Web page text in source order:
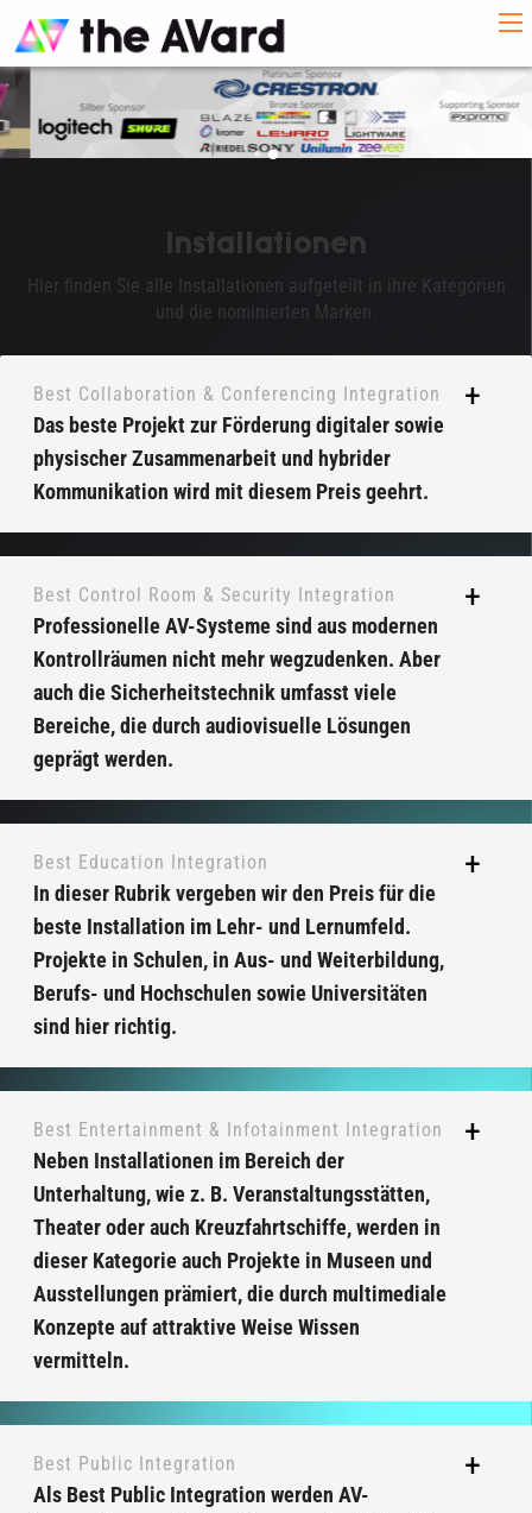
Installationen
Hier finden Sie alle Installationen aufgeteilt in ihre Kategorien
und die nominierten Marken.
Best Collaboration & Conferencing Integration
Das beste Projekt zur Förderung digitaler sowie
physischer Zusammenarbeit und hybrider
Kommunikation wird mit diesem Preis geehrt.
Best Control Room & Security Integration
Professionelle AV-Systeme sind aus modernen
Kontrollräumen nicht mehr wegzudenken. Aber
auch die Sicherheitstechnik umfasst viele
Bereiche, die durch audiovisuelle Lösungen
geprägt werden.
Best Education Integration
In dieser Rubrik vergeben wir den Preis für die
beste Installation im Lehr- und Lernumfeld.
Projekte in Schulen, in Aus- und Weiterbildung,
Berufs- und Hochschulen sowie Universitäten
sind hier richtig.
Best Entertainment & Infotainment Integration
Neben Installationen im Bereich der
Unterhaltung, wie z. B. Veranstaltungsstätten,
Theater oder auch Kreuzfahrtschiffe, werden in
dieser Kategorie auch Projekte in Museen und
Ausstellungen prämiert, die durch multimediale
Konzepte auf attraktive Weise Wissen
vermitteln.
Best Public Integration
Als Best Public Integration werden AV-